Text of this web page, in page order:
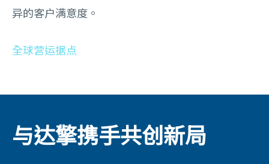
异的客户满意度。
全球营运据点
与达擎携手共创新局